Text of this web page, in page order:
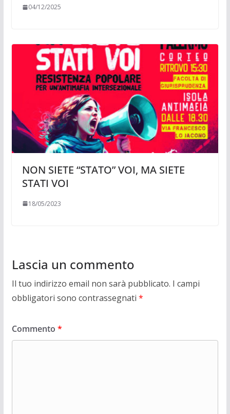
04/12/2025
NON SIETE “STATO” VOI, MA SIETE
STATI VOI
18/05/2023
Lascia un commento
Il tuo indirizzo email non sarà pubblicato. I campi
obbligatori sono contrassegnati *
Commento *